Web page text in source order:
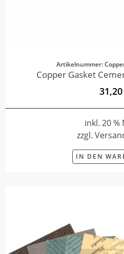
Artikelnummer:
Copper Gasket
inkl. 20 %
zzgl.
IN DEN